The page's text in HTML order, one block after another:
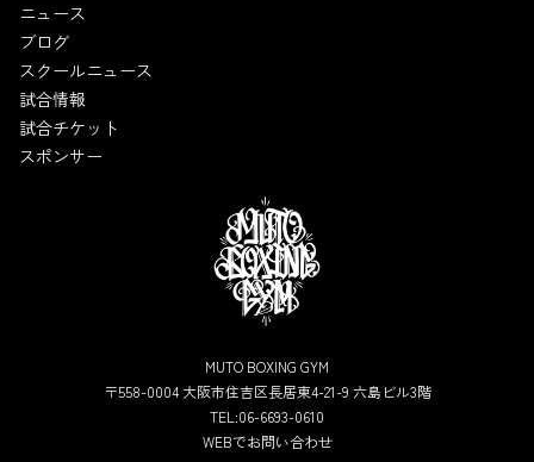
ニュース
ブログ
スクールニュース
試合情報
試合チケット
スポンサー
MUTO BOXING GYM
〒558-0004 大阪市住吉区長居東4-21-9 六島ビル3階
TEL:06-6693-0610
WEBでお問い合わせ